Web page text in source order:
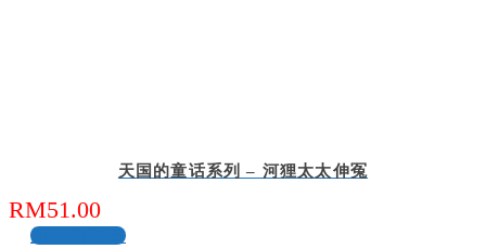
天国的童话系列 – 河狸太太伸冤
RM51.00
加入购物车